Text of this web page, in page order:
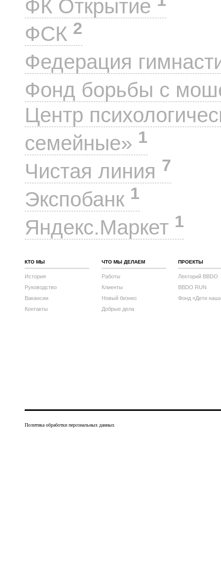
ФК Открытие
ФСК 2
Федерация
Фонд борьбы с
Центр
семейные» 1
Чистая линия 7
Экспобанк 1
Яндекс.Маркет 1
КТО МЫ
История
Руководство
Вакансии
Контакты
ЧТО МЫ ДЕЛАЕМ
Работы
Клиенты
Новый бизнес
Добрые дела
ПРОЕКТЫ
Лекторий BBDO
BBDO RUN
Фонд «Дети
Политика обработки персональных данных